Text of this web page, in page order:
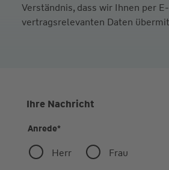
Verständnis, dass wir Ihnen per
vertragsrelevanten Daten
Ihre Nachricht
Anrede*
Herr Frau